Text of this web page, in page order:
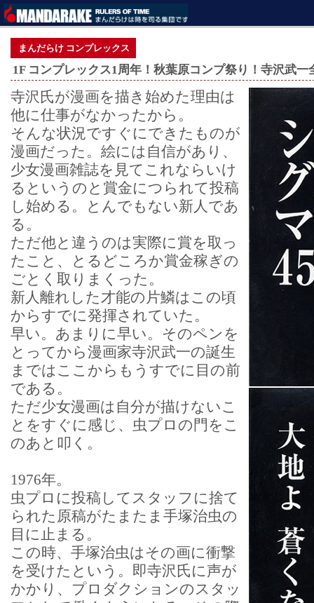
まんだらけ コンプレックス
1F コンプレックス1周年！秋葉原コンプ祭り！寺沢武
寺沢氏が漫画を描き始めた理由は
他に仕事がなかったから。
そんな状況ですぐにできたものが
漫画だった。絵には自信があり、
少女漫画雑誌を見てこれならいけ
るというのと賞金につられて投稿
し始める。とんでもない新人であ
る。
ただ他と違うのは実際に賞を取っ
たこと、とるどころか賞金稼ぎの
ごとく取りまくった。
新人離れした才能の片鱗はこの頃
からすでに発揮されていた。
早い。あまりに早い。そのペンを
とってから漫画家寺沢武一の誕生
まではここからもうすでに目の前
である。
ただ少女漫画は自分が描けないこ
とをすぐに感じ、虫プロの門をこ
のあと叩く。
1976年。
虫プロに投稿してスタッフに捨て
られた原稿がたまたま手塚治虫の
目に止まる。
この時、手塚治虫はその画に衝撃
を受けたという。即寺沢氏に声が
かかり、プロダクションのスタッ